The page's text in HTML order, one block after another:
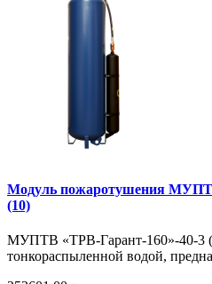
Модуль пожаротушения
(10)
МУПТВ «ТРВ-Гарант-160»-40-3
тонкораспыленной водой,